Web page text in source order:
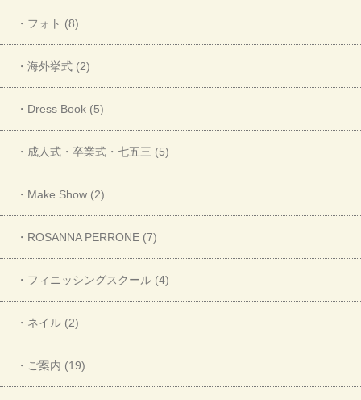
・フォト (8)
・海外挙式 (2)
・Dress Book (5)
・成人式・卒業式・七五三 (5)
・Make Show (2)
・ROSANNA PERRONE (7)
・フィニッシングスクール (4)
・ネイル (2)
・ご案内 (19)